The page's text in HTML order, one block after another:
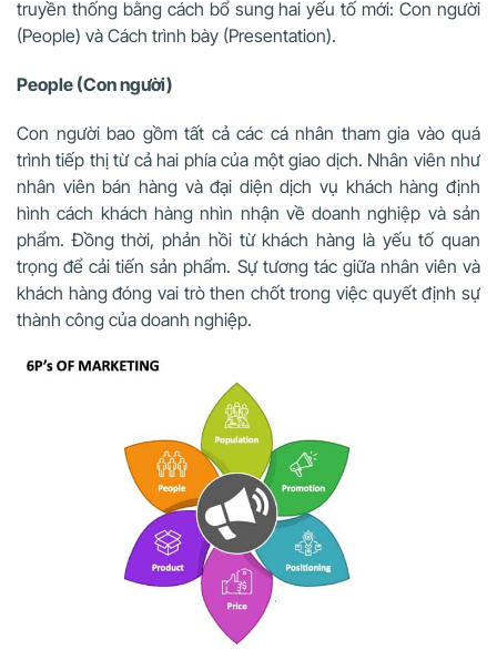
truyền thống bằng cách bổ sung hai yếu tố mới: Con người
(People) và Cách trình bày (Presentation).
People (Con người)
Con người bao gồm tất cả các cá nhân tham gia vào quá
trình tiếp thị từ cả hai phía của một giao dịch. Nhân viên như
nhân viên bán hàng và đại diện dịch vụ khách hàng định
hình cách khách hàng nhìn nhận về doanh nghiệp và sản
phẩm. Đồng thời, phản hồi từ khách hàng là yếu tố quan
trọng để cải tiến sản phẩm. Sự tương tác giữa nhân viên và
khách hàng đóng vai trò then chốt trong việc quyết định sự
thành công của doanh nghiệp.